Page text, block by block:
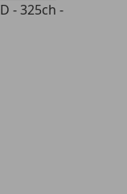
- 325ch -